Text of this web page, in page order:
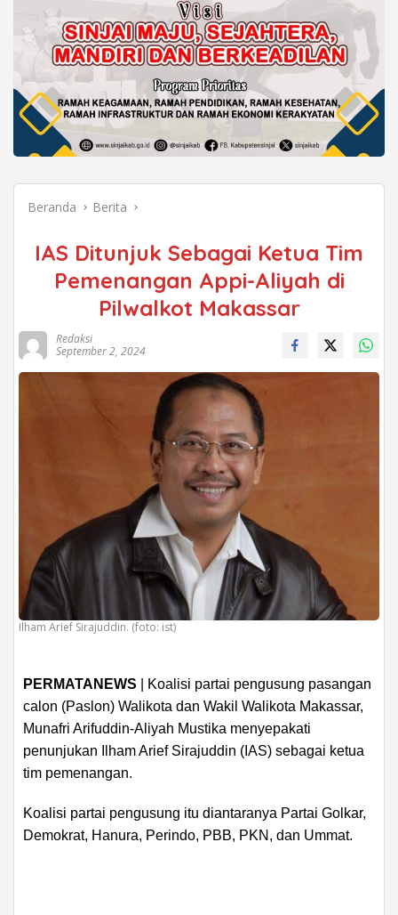
Beranda Berita
IAS Ditunjuk Sebagai Ketua Tim
Pemenangan Appi-Aliyah di
Pilwalkot Makassar
Redaksi
September 2, 2024
Ilham Arief Sirajuddin. (foto: ist)
PERMATANEWS | Koalisi partai pengusung pasangan
calon (Paslon) Walikota dan Wakil Walikota Makassar,
Munafri Arifuddin-Aliyah Mustika menyepakati
penunjukan Ilham Arief Sirajuddin (IAS) sebagai ketua
tim pemenangan.
Koalisi partai pengusung itu diantaranya Partai Golkar,
Demokrat, Hanura, Perindo, PBB, PKN, dan Ummat.